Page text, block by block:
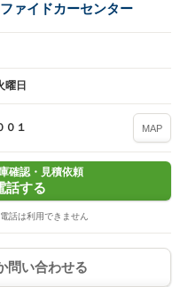
ァイドカーセンター
曜日
０１ MAP
確認・見積依頼
話する
話は利用できません
問い合わせる